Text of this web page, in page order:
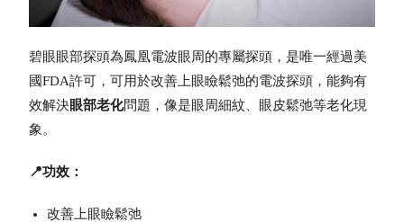
碧眼眼部探頭為鳳凰電波眼周 的專屬探頭，是唯一經過美
國FDA許可，可用於改善上眼瞼鬆弛的電波探頭，能夠有
效解決眼部老化問題，像是眼周細紋、眼皮鬆弛等老化現
象。
📍功效：
改善上眼瞼鬆弛